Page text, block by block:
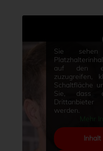
Sie
auf den
zuzugreifen,
Schaltfläche
Sie, dass
werden.
Mehr